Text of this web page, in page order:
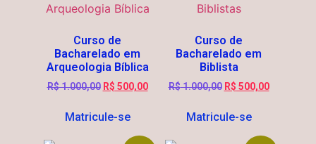
Curso de
Bacharelado em
Arqueologia Bíblica
R$1.000,00 R$ 500,00
Matricule-se
Curso de
Bacharelado em
Biblista
R$1.000,00 R$ 500,00
Matricule-se